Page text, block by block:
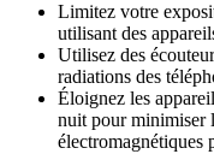
Limitez votre
utilisant des
Utilisez des
radiations des
Éloignez les
nuit pour minimiser
électromagnétiques